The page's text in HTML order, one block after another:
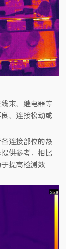
束、继电器等
、连接松动或
连接部位的热
供参考。相比
提高检测效